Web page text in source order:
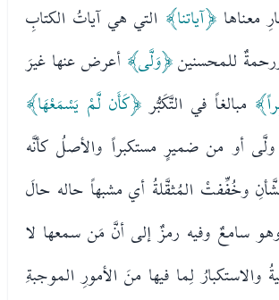
معناها﴿آياتنا﴾ التي هي آياتُ الكتابِ
للمحسنين﴿وَلَّى﴾ أعرض عنها غيرَ
مبالغاً في التَّكَبُّر ﴿كَأَن لَّمْ يَسْمَعْهَا﴾
أو من ضميرٍ مستكبراً والأصلُ كأنَّه
وخُفِّفتْ المُثقَّلةُ أي مشبهاً حاله حالَ
سامعٌ وفيه رمزٌ إلى أنَّ مَن سمعها لا
والاستكبارُ لِما فيها منَ الأمورِ الموجبةِ